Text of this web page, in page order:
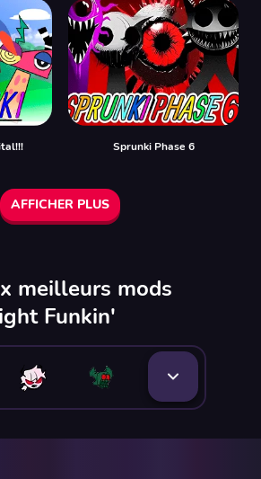
Sprunki Phase 6
AFFICHER PLUS
meilleurs mods
Funkin'